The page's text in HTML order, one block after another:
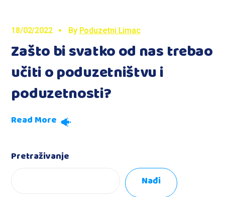
18/02/2022 By Poduzetni Limac
Zašto bi svatko od nas trebao
učiti o poduzetništvu i
poduzetnosti?
Read More
Pretraživanje
Nađi